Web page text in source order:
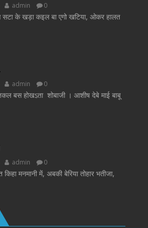
admin 0
सटा के खड़ा कइल बा एगो खटिया, ओकर हालत
admin 0
बस होखऽता शोबाजी । आशीष देबे माई बाबू
admin 0
मनमानी में, अबकी बेरिया तोहार भतीजा,